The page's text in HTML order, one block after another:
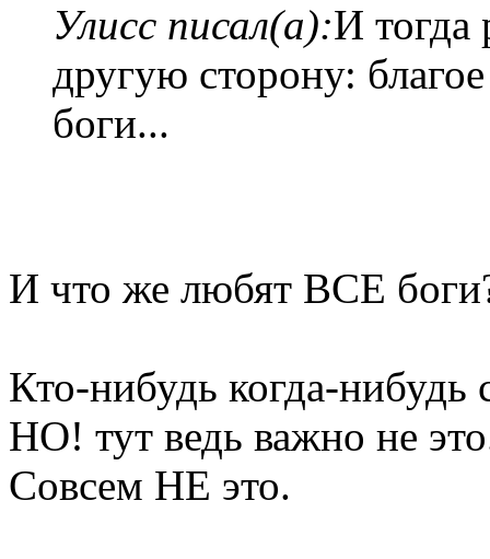
Улисс писал(а):И тогда
другую сторону:
боги...
И что же любят ВСЕ
Кто-нибудь когда-нибудь
НО! тут ведь важно не
Совсем НЕ это.